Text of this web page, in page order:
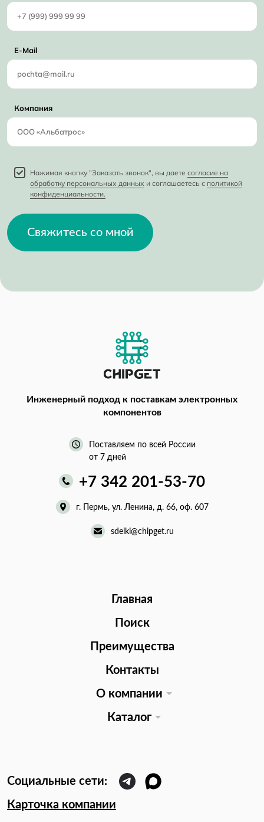
E-Mail
Компания
Нажимая кнопку "Заказать звонок", вы даете согласие на
обработку персональных данных и соглашаетесь с политикой
конфиденциальности.
Свяжитесь со мной
Инженерный подход к поставкам электронных
компонентов
Поставляем по всей России
от 7 дней
+7 342 201-53-70
г. Пермь, ул. Ленина, д. 66, оф. 607
sdelki@chipget.ru
Главная
Поиск
Преимущества
Контакты
О компании
Каталог
Карточка компании